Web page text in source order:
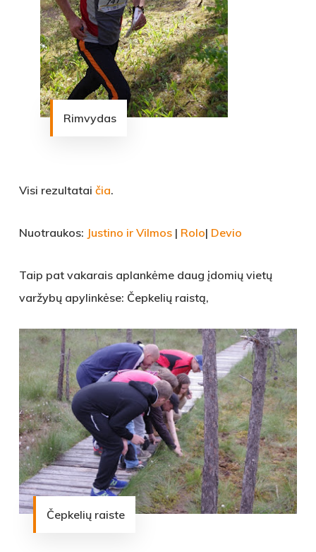
Rimvydas
Visi rezultatai čia.
Nuotraukos: Justino ir Vilmos | Rolo| Devio
Taip pat vakarais aplankėme daug įdomių vietų
varžybų apylinkėse: Čepkelių raistą,
Čepkelių raiste